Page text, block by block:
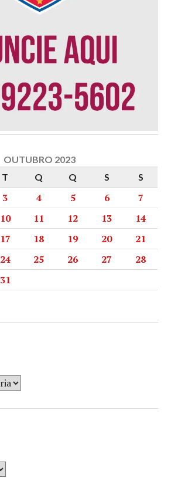
OUTUBRO 2023
T Q Q S S
3 4 5 6
7
10 11 12 13
14
17 18 19 20
21
24 25 26 27
28
31